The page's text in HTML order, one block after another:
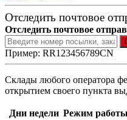
Отследить почтовое
Отследить почтовое
Пример: RR123456789CN
Склады любого оператора
открытием своего пункта
Дни недели Режим работы